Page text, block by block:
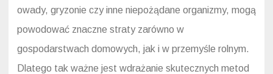
owady, gryzonie czy inne niepożądane organizmy, mogą
powodować znaczne straty zarówno w
gospodarstwach domowych, jak i w przemyśle rolnym.
Dlatego tak ważne jest wdrażanie skutecznych metod